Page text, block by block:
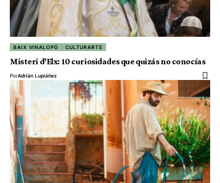
BAIX VINALOPÓ CULTURARTE
Misteri d’Elx: 10 curiosidades que quizás no conocías
PorAdrián Lupiáñez